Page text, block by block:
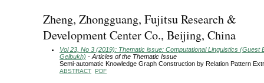
Zheng, Zhongguang, Fujitsu Research &
Development Center Co., Beijing, China
Vol 23, No 3 (2019): Thematic issue: Computational Linguistics (Guest
Gelbukh) - Articles of the Thematic Issue
Semi-automatic Knowledge Graph Construction by Relation Pattern
ABSTRACT PDF